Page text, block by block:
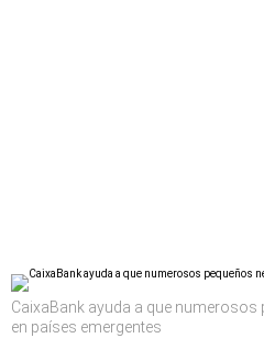
CaixaBank ayuda a que
en países emergentes